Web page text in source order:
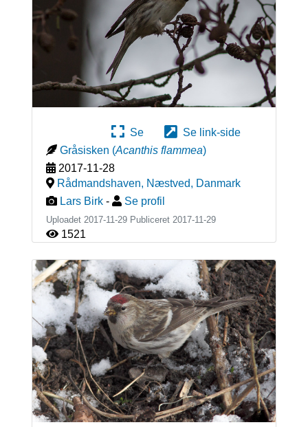
Se
Se link-side
Gråsisken (Acanthis flammea)
2017-11-28
Rådmandshaven, Næstved, Danmark
Lars Birk - Se profil
Uploadet 2017-11-29 Publiceret 2017-11-29
1521